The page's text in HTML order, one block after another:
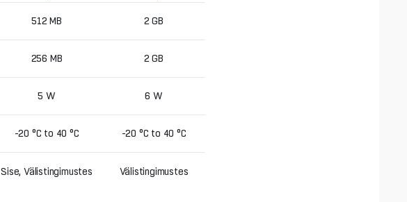
512 MB 2 GB
256 MB 2 GB
5 W 6 W
-20 °C to 40 °C -20 °C to 40 °C
Sise, Välistingimustes Välistingimustes